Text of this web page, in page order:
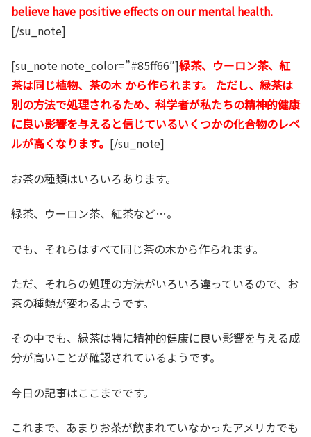
believe have positive effects on our mental health.
[/su_note]
[su_note note_color=”#85ff66″]緑茶、ウーロン茶、紅
茶は同じ植物、茶の木 から作られます。 ただし、緑茶は
別の方法で処理されるため、科学者が私たちの精神的健康
に良い影響を与えると信じているいくつかの化合物のレベ
ルが高くなります。 [/su_note]
お茶の種類はいろいろあります。
緑茶、ウーロン茶、紅茶など…。
でも、それらはすべて同じ茶の木から作られます。
ただ、それらの処理の方法がいろいろ違っているので、お
茶の種類が変わるようです。
その中でも、緑茶は特に精神的健康に良い影響を与える成
分が高いことが確認されているようです。
今日の記事はここまでです。
これまで、あまりお茶が飲まれていなかったアメリカでも